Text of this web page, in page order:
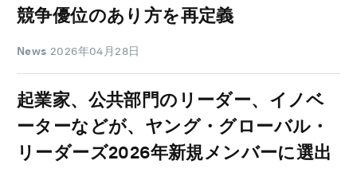
競争優位のあり方を再定義
News 2026年04月28日
起業家、公共部門のリーダー、イノベ
ーターなどが、ヤング・グローバル・
リーダーズ2026年新規メンバーに選出